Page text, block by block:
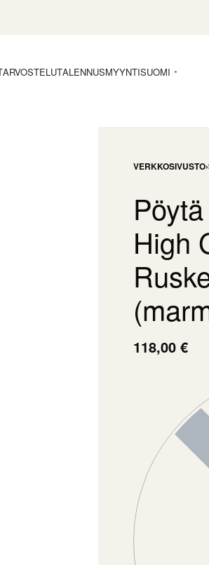
ARVOSTELUTALENNUSMYYNTISUOMI
VERKKOSIVUSTO›
High
118,00 €